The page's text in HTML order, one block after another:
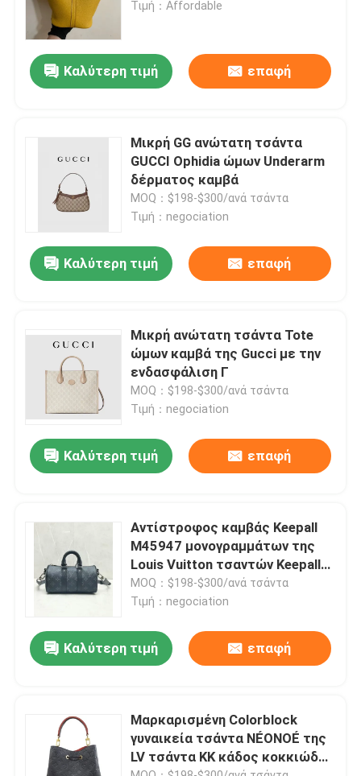
Προϊόντα
Βίντεο
Περίπου εμείς
Ποιοτικός έλεγχος
Ειδήσεις
Περιπτώσεις
Ιστολόγιο
Soleil ΠΡΩΘΥΠΟΥΡΓΟΥ
Τιμή：Affordable
Καλύτερη τιμή επαφή
Μικρή GG ανώτατη τσάντα
GUCCI Ophidia ώμων Underarm
δέρματος καμβά
MOQ：$198-$300/ανά τσάντα
Τιμή：negociation
Καλύτερη τιμή επαφή
Μικρή ανώτατη τσάντα Tote
ώμων καμβά της Gucci με την
ενδασφάλιση Γ
MOQ：$198-$300/ανά τσάντα
Τιμή：negociation
Καλύτερη τιμή επαφή
Αντίστροφος καμβάς Keepall
M45947 μονογραμμάτων της
Louis Vuitton τσαντών Keepall
XS έκλειψης
MOQ：$198-$300/ανά τσάντα
Τιμή：negociation
Καλύτερη τιμή επαφή
Μαρκαρισμένη Colorblock
γυναικεία τσάντα NÉONOÉ της
LV τσάντα ΚΚ κάδος κοκκιώδες